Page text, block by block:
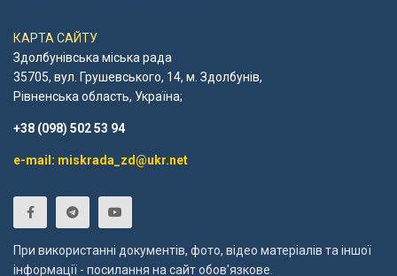
КАРТА САЙТУ
Здолбунівська міська рада
35705, вул. Грушевського, 14, м. Здолбунів,
Рівненська область, Україна;
+38 (098) 502 53 94
e-mail: miskrada_zd@ukr.net
При використанні документів, фото, відео матеріалів та іншої
інформації - посилання на сайт обов'язкове.